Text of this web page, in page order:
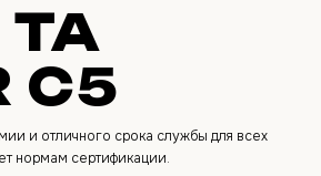
TA
C5
и отличного срока службы для всех
нормам сертификации.